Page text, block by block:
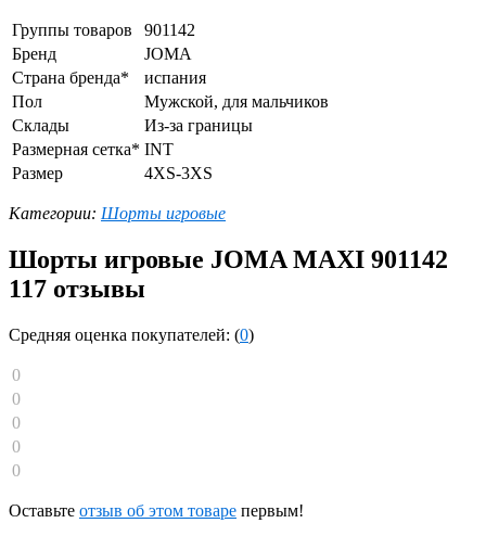
Группы товаров
901142
Бренд
JOMA
Страна бренда*
испания
Пол
Мужской, для мальчиков
Склады
Из-за границы
Размерная сетка* INT
Размер
4XS-3XS
Категории: Шорты игровые
Шорты игровые JOMA MAXI 901142
117 отзывы
Средняя оценка покупателей: (0)
0
0
0
0
0
Оставьте отзыв об этом товаре первым!